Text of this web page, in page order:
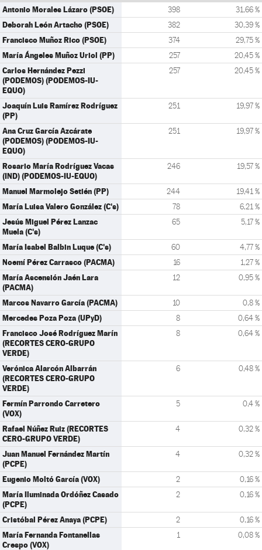
Antonio Morales Lázaro (PSOE) 398 31,66 %
Deborah León Artacho (PSOE) 382 30,39 %
Francisco Muñoz Rico (PSOE) 374 29,75 %
María Ángeles Muñoz Uriol (PP) 257 20,45 %
Carlos Hernández Pezzi
(PODEMOS) (PODEMOS-IU-
EQUO)
257 20,45 %
Joaquín Luis Ramírez Rodríguez
(PP)
251 19,97 %
Ana Cruz García Azcárate
(PODEMOS) (PODEMOS-IU-
EQUO)
251 19,97 %
Rosario María Rodríguez Vacas
(IND) (PODEMOS-IU-EQUO)
246 19,57 %
Manuel Marmolejo Setién (PP) 244 19,41 %
María Luisa Valero González (C's) 78 6,21 %
Jesús Miguel Pérez Lanzac
Muela (C's)
65 5,17 %
María Isabel Balbin Luque (C's) 60 4,77 %
Noemí Pérez Carrasco (PACMA) 16 1,27 %
María Ascensión Jaén Lara
(PACMA)
12 0,95 %
Marcos Navarro García (PACMA) 10 0,8 %
Mercedes Poza Poza (UPyD) 8 0,64 %
Francisco José Rodríguez Marín
(RECORTES CERO-GRUPO
VERDE)
8 0,64 %
Verónica Alarcón Albarrán
(RECORTES CERO-GRUPO
VERDE)
6 0,48 %
Fermín Parrondo Carretero
(VOX)
5 0,4 %
Rafael Núñez Ruiz (RECORTES
CERO-GRUPO VERDE)
4 0,32 %
Juan Manuel Fernández Martín
(PCPE)
4 0,32 %
Eugenio Moltó García (VOX) 2 0,16 %
María Iluminada Ordóñez Casado
(PCPE)
2 0,16 %
Cristóbal Pérez Anaya (PCPE) 2 0,16 %
María Fernanda Fontanellas
Crespo (VOX)
1 0,08 %